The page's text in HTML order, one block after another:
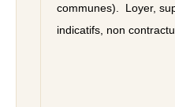
communes). Loyer,
indicatifs, non